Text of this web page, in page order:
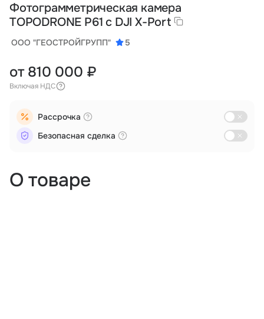
О товаре
Фотограмметрическая камера
TOPODRONE P61 с DJI X-Port
ООО "ГЕОСТРОЙГРУПП" 5
от 810 000 ₽
Включая НДС
Рассрочка
Безопасная сделка